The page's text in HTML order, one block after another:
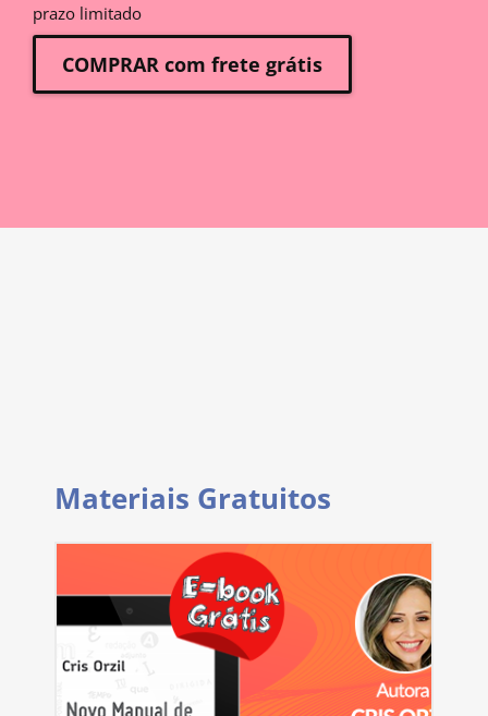
prazo limitado
COMPRAR com frete grátis
Materiais Gratuitos